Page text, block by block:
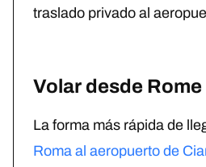
traslado privado al
Volar desde
La forma más rápida de
Roma al aeropuerto de